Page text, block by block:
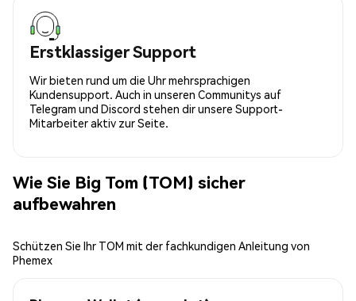
Erstklassiger Support
Wir bieten rund um die Uhr mehrsprachigen
Kundensupport. Auch in unseren Communitys auf
Telegram und Discord stehen dir unsere Support-
Mitarbeiter aktiv zur Seite.
Wie Sie Big Tom (TOM) sicher
aufbewahren
Schützen Sie Ihr TOM mit der fachkundigen Anleitung von
Phemex